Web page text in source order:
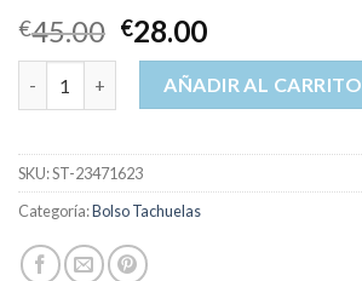
€45.00 €28.00
bolso tachuelas cantidadAÑADIR AL CARRITO
SKU:ST-23471623
Categoría:Bolso Tachuelas